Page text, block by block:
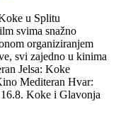
u Splitu
svima snažno
organiziranjem
svi zajedno u kinima
Jelsa: Koke
Mediteran Hvar:
Koke i Glavonja